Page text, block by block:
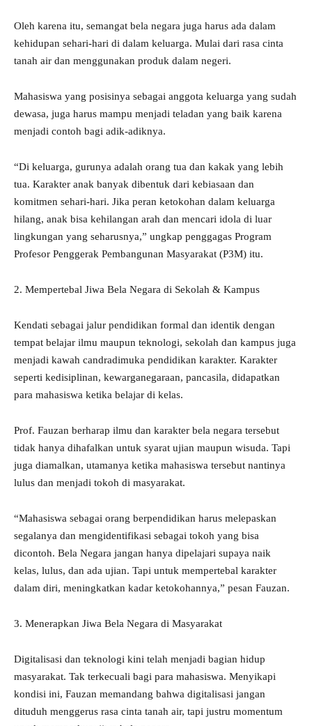
Oleh karena itu, semangat bela negara juga harus ada dalam
kehidupan sehari-hari di dalam keluarga. Mulai dari rasa cinta
tanah air dan menggunakan produk dalam negeri.
Mahasiswa yang posisinya sebagai anggota keluarga yang sudah
dewasa, juga harus mampu menjadi teladan yang baik karena
menjadi contoh bagi adik-adiknya.
“Di keluarga, gurunya adalah orang tua dan kakak yang lebih
tua. Karakter anak banyak dibentuk dari kebiasaan dan
komitmen sehari-hari. Jika peran ketokohan dalam keluarga
hilang, anak bisa kehilangan arah dan mencari idola di luar
lingkungan yang seharusnya,” ungkap penggagas Program
Profesor Penggerak Pembangunan Masyarakat (P3M) itu.
2. Mempertebal Jiwa Bela Negara di Sekolah & Kampus
Kendati sebagai jalur pendidikan formal dan identik dengan
tempat belajar ilmu maupun teknologi, sekolah dan kampus juga
menjadi kawah candradimuka pendidikan karakter. Karakter
seperti kedisiplinan, kewarganegaraan, pancasila, didapatkan
para mahasiswa ketika belajar di kelas.
Prof. Fauzan berharap ilmu dan karakter bela negara tersebut
tidak hanya dihafalkan untuk syarat ujian maupun wisuda. Tapi
juga diamalkan, utamanya ketika mahasiswa tersebut nantinya
lulus dan menjadi tokoh di masyarakat.
“Mahasiswa sebagai orang berpendidikan harus melepaskan
segalanya dan mengidentifikasi sebagai tokoh yang bisa
dicontoh. Bela Negara jangan hanya dipelajari supaya naik
kelas, lulus, dan ada ujian. Tapi untuk mempertebal karakter
dalam diri, meningkatkan kadar ketokohannya,” pesan Fauzan.
3. Menerapkan Jiwa Bela Negara di Masyarakat
Digitalisasi dan teknologi kini telah menjadi bagian hidup
masyarakat. Tak terkecuali bagi para mahasiswa. Menyikapi
kondisi ini, Fauzan memandang bahwa digitalisasi jangan
dituduh menggerus rasa cinta tanah air, tapi justru momentum